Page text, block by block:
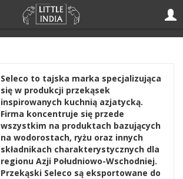
Seleco to tajska marka specjalizująca
się w produkcji przekąsek
inspirowanych kuchnią azjatycką.
Firma koncentruje się przede
wszystkim na produktach bazujących
na wodorostach, ryżu oraz innych
składnikach charakterystycznych dla
regionu Azji Południowo-Wschodniej.
Przekąski Seleco są eksportowane do